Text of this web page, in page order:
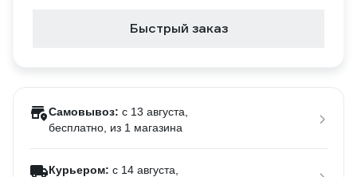
Быстрый заказ
Самовывоз: c 13 августа,
бесплатно , из 1 магазина
Курьером: c 14 августа,